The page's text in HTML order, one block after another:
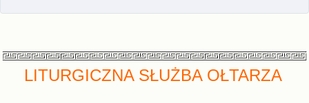
LITURGICZNA SŁUŻBA OŁTARZA